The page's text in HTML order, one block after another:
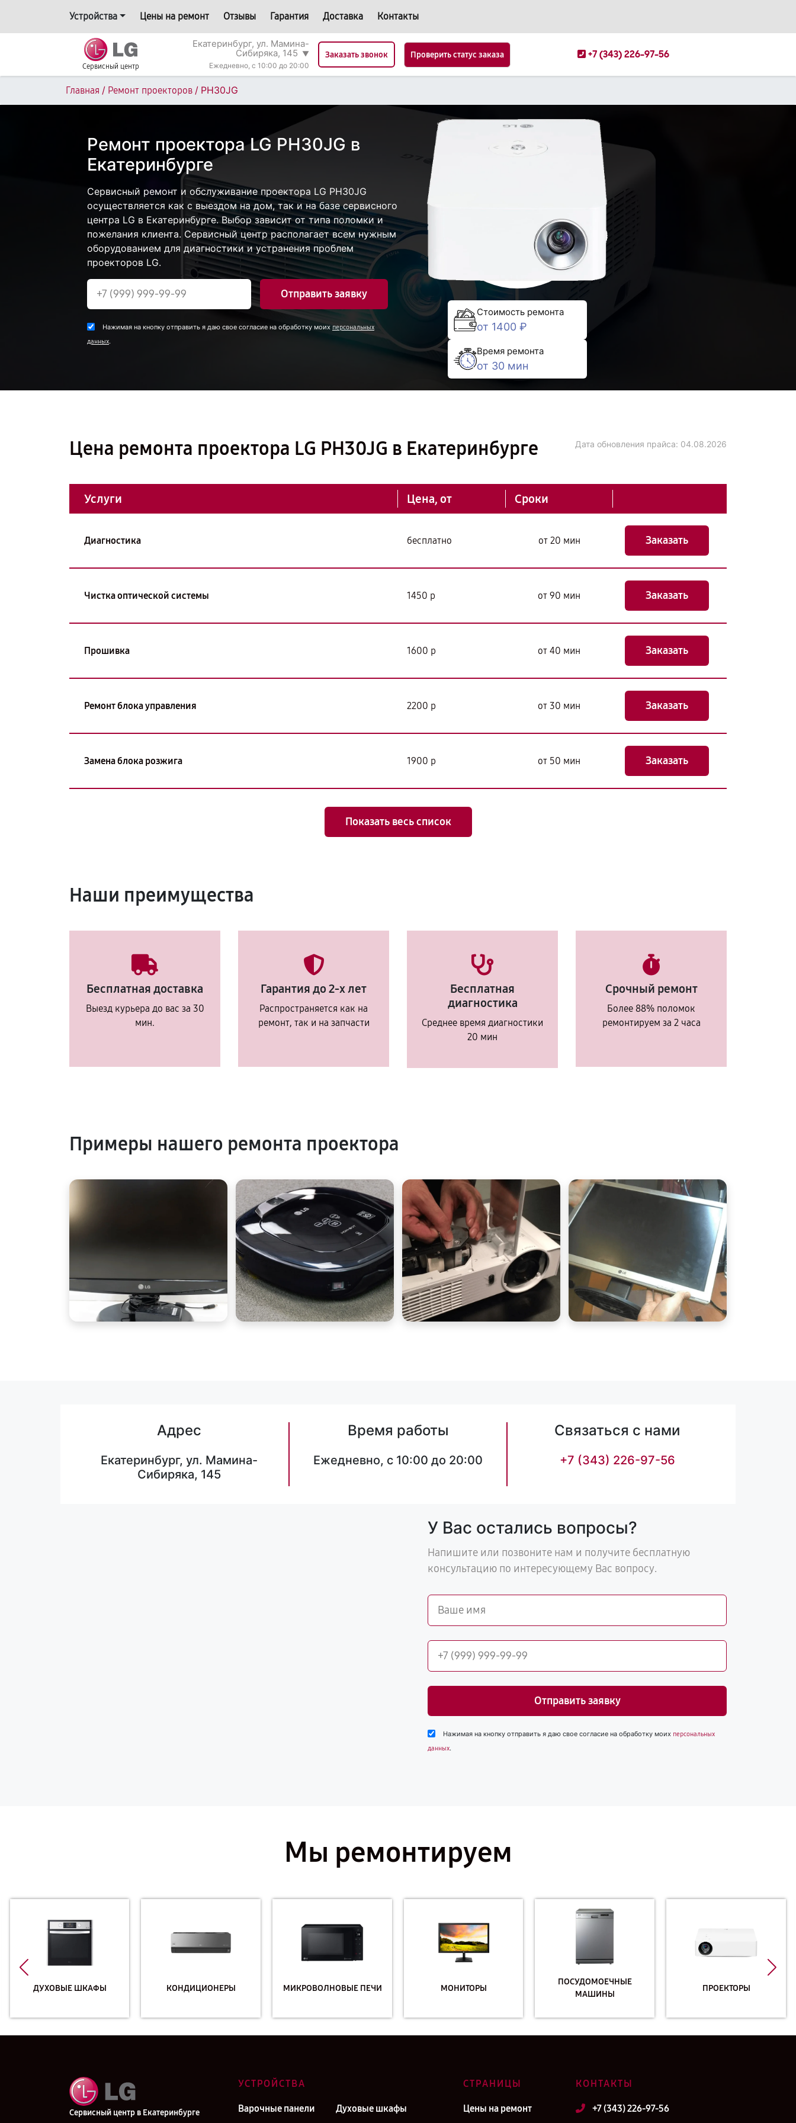
Устройства Цены на ремонт Отзывы Гарантия Доставка Контакты
Сервисный центр
Екатеринбург, ул. Мамина-
Сибиряка, 145 ▼
Ежедневно, с 10:00 до 20:00
Заказать звонок Проверить статус заказа +7 (343) 226-97-56
Главная / Ремонт проекторов / PH30JG
Ремонт проектора LG PH30JG в
Екатеринбурге
Сервисный ремонт и обслуживание проектора LG PH30JG
осуществляется как с выездом на дом, так и на базе сервисного
центра LG в Екатеринбурге. Выбор зависит от типа поломки и
пожелания клиента. Сервисный центр располагает всем нужным
оборудованием для диагностики и устранения проблем
проекторов LG.
Отправить заявку
Нажимая на кнопку отправить я даю свое согласие на обработку моих персональных
данных.
Стоимость ремонта
от 1400 ₽
Время ремонта
от 30 мин
Цена ремонта проектора LG PH30JG в Екатеринбурге Дата обновления прайса: 04.08.2026
Услуги Цена, от Сроки
Диагностика бесплатно от 20 мин Заказать
Чистка оптической системы 1450 р от 90 мин Заказать
Прошивка 1600 р от 40 мин Заказать
Ремонт блока управления 2200 р от 30 мин Заказать
Замена блока розжига 1900 р от 50 мин Заказать
Показать весь список
Наши преимущества
Бесплатная доставка
Выезд курьера до вас за 30
мин.
Гарантия до 2-х лет
Распространяется как на
ремонт, так и на запчасти
Бесплатная
диагностика
Среднее время диагностики
20 мин
Срочный ремонт
Более 88% поломок
ремонтируем за 2 часа
Примеры нашего ремонта проектора
Адрес
Екатеринбург, ул. Мамина-
Сибиряка, 145
Время работы
Ежедневно, с 10:00 до 20:00
Связаться с нами
+7 (343) 226-97-56
У Вас остались вопросы?
Напишите или позвоните нам и получите бесплатную
консультацию по интересующему Вас вопросу.
Отправить заявку
Нажимая на кнопку отправить я даю свое согласие на обработку моих персональных
данных.
Мы ремонтируем
ДУХОВЫЕ ШКАФЫ КОНДИЦИОНЕРЫ МИКРОВОЛНОВЫЕ ПЕЧИ МОНИТОРЫ
ПОСУДОМОЕЧНЫЕ
МАШИНЫ
ПРОЕКТОРЫ
Сервисный центр в Екатеринбурге
УСТРОЙСТВА
Варочные панели Духовые шкафы
СТРАНИЦЫ
Цены на ремонт
КОНТАКТЫ
+7 (343) 226-97-56